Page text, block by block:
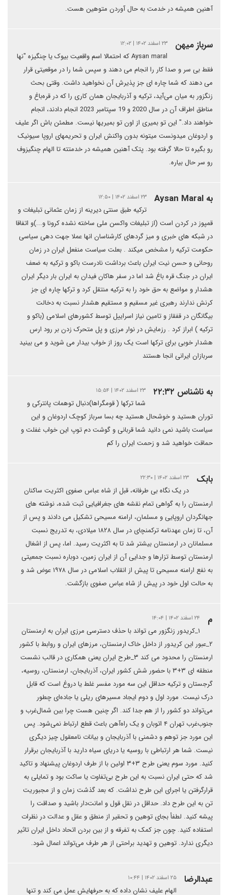
آهنین همیشه در خدمت به حال آوردن متوهین هست.
سرباز میهن ۲۳ اسفند ۱۴۰۲ | ۱۲:۰۲
Aysan maral که احتمالا اسم واقعیت بیوک یا چنگیزه "نها
فقط بی سر و صدا کار را انجام می دهند و سپس شما را در موقعیتی قرار
می دهند که شما چاره ای جز پذیرش آن نخواهید داشت. وقتی بحث
زنگزور به میان می‌آید، ترکیه و آذربایجان همان کاری را که در قره‌باغ و
مناطق اطراف آن در سال 2020 و 19 سپتامبر 2023 انجام دادند، انجام
خواهند داد." این تو بمیری از اون تو بمیریها نیست. مطمئن باش اگر علیف
و اردوغان میدونست میتونه بدون واکنش ایران و تحریمهای اروپا سیونیک
رو بگیره تا حالا گرفته بود. پتک آهنین همیشه در خدمتته تا الهام چنگیزوف
رو سر حال بیاره.
به Aysan Maral ۲۳ اسفند ۱۴۰۲ | ۱۲:۵۰
ترکیه طبق سنتی دیرینه از زمان عثمانی تبلیغات و
قمپوز در کردن است (از تبلیغات واکسن ملی ساخته نشده کرونا و...)و اتفاقا
در شبکه های خبری و میز گردهای کارشناسان انها عملا جهت دهی سیاسی
حکومت ترکیه را مشخص میکند . بعلت سیاست منفعل ایران در زمان
روحانی و حسن نیت ایران باعث برداشت نادرست باکو و ترکیه به ضعف
ایران در جنگ قره باغ شد اما در سفر هاکان فیدان به ایران بار دیگر ایران
هشدار و مواضع به حق خود را به ترکیه منتقل کرد و ترکها چاره ای جز
کرنش ندارند رهبری غیر مسقیم و مستقیم هشدار نسبت به دخالت
بیگانگان در قفقاز و تامین نیاز اسراییل توسط کشورهای اسلامی (باکو و
ترکیه ) ابراز کرد . رزمایش در نوار مرزی و پل متحرک زدن بر رود ارس
هشدار خوبی برای ترکها است یک روز از خواب بیدار می شوید و می بینید
سربازان ایرانی انجا هستند
به ناشناس ۲۲:۳۲ ۲۳ اسفند ۱۴۰۲ | ۱۵:۵۴
شما ترکها ( قومگراها)دنبال توهمات پانترکی و
توران هستید و خوشحال هستید چه بسا سرباز کوچک اردوغان و این
سیاست باشید نمی دانید شما قربانی و گوشت دم توپ این خواب غفلت و
حماقت خواهید شد و زحمت ایران را کم
بابک ۲۳ اسفند ۱۴۰۲ | ۲۲:۳۰
در یک نگاه بی طرفانه، قبل از شاه عباس صفوی اکثریت ساکنان
ارمنستان را به گواهی تمام نقشه های جغرافیایی ثبت شده، نوشته های
جهانگردان اروپایی و مسلمان، ارامنه مسیحی تشکیل می دادند و پس از
آن، تا زمان عهدنامه ترکمنچای در سال ۱۸۲۸ میلادی، به تدریج نسبت
مسلمانان در ارمنستان بیشتر شد تا به اکثریت رسید. اما، پس از اشغال
ارمنستان توسط تزارها و جدایی آن از ایران زمین، دوباره نسبت جمعیتی
به نفع ارامنه مسیحی تا پیش از انقلاب اسلامی در سال ۱۹۷۸ عوض شد و
به حالت اول خود در پیش از شاه عباس صفوی بازگشت.
م ۲۴ اسفند ۱۴۰۲ | ۱۴:۰۴
۱_کریدور زنگزور می تواند با حذف دسترسی مرزی ایران به ارمنستان
۲_عبور این کریدور از داخل خاک ارمنستان، مرزهای ایران و روابط با کشور
ارمنستان را محدود می کند ۳_طرح ایران یعنی همکاری در قالب نشست
منطقه ای ۳+۳ با حضور شش کشور ایران، آذربایجان، ارمنستان، روسیه،
گرجستان و ترکیه حداقل این سه مورد مفسر غلط یا دروغ است که قابل
درک نیست. مورد اول و دوم ایجاد مسیرهای ریلی یا جاده‌ای چطور
می‌‌تواند دو کشور را از هم جدا کند. اگر چنین هست چرا بین شمال‌غرب و
جنوب‌غرب تهران ۴ اتوبان و یک راه‌آهن باعث قطع ارتباط نمی‌شود. پس
این مورد جز توهم و دشمنی با آذربایجان و بیانات نامعقول چیز دیگری
نیست. شما هر ارتباطی با روسیه یا دریای سیاه دارید با آذربایجان برقرار
کنید. مورد سوم یعنی طرح ۳+۳ اولین با از طرف اردوغان پیشنهاد و تاکید
شد که حتی ایران نسبت به این طرح بی‌تفاوت یا ساکت بود و تمایلی به
قرارگرفتن یا اجرای این طرح نداشت. که بعد گذشت زمان و از مجبوریت
تن به این طرح داد. حداقل در نقل قول و امانت‌دار باشید و صداقت را
پیشه کنید. لطفأ بجای توهین و تحقیر از منطق و عقل و عدالت در نظرات
استفاده کنید. چون جز کمک به تفرقه و از بین بردن اتحاد داخل ایران تاثیر
دیگری ندارد. توهین و تهدید براحتی از هر طرف می‌تواند اعمال شود.
عبدالرضا ۲۵ اسفند ۱۴۰۲ | ۱۰:۴۴
الهام علیف نشان داده که به حرفهایش عمل می کند و تنها